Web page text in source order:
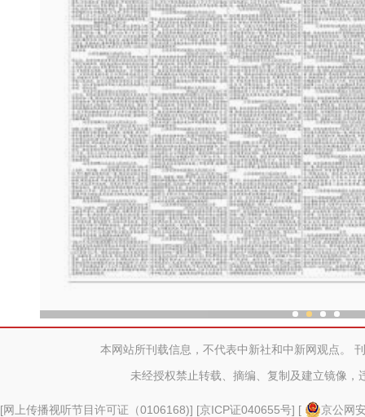
本网站所刊载信息，不代表中新社和中新网观点。
未经授权禁止转载、摘编、复制及建立镜像，
[网上传播视听节目许可证（0106168)] [京ICP证040655号] [
京公网